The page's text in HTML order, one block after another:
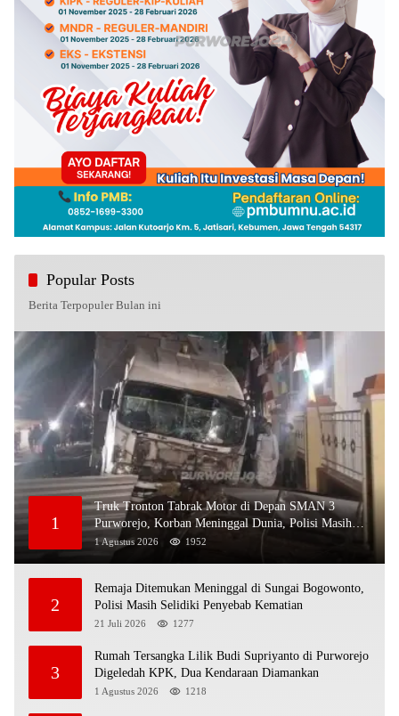
Popular Posts
Berita Terpopuler Bulan ini
1
Truk Tronton Tabrak Motor di Depan SMAN 3
Purworejo, Korban Meninggal Dunia, Polisi Masih
Selidiki Penyebab
1 Agustus 2026 1952
2
Remaja Ditemukan Meninggal di Sungai Bogowonto,
Polisi Masih Selidiki Penyebab Kematian
21 Juli 2026 1277
3
Rumah Tersangka Lilik Budi Supriyanto di Purworejo
Digeledah KPK, Dua Kendaraan Diamankan
1 Agustus 2026 1218